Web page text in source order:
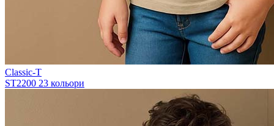
Classic-T
ST2200 23 кольори